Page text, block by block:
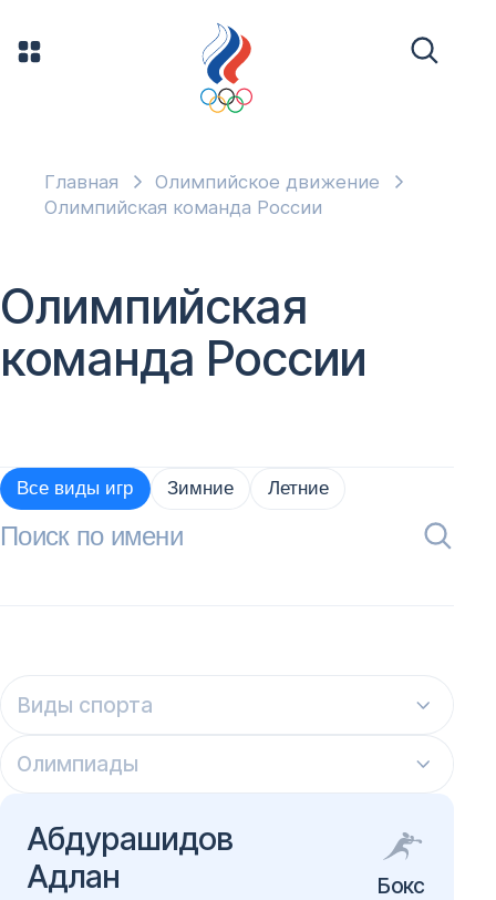
Олимпийская
команда России
Главная
Олимпийское движение
Олимпийская команда России
Все виды игр Зимние Летние
Виды спорта
Олимпиады
Абдурашидов
Адлан
Бокс